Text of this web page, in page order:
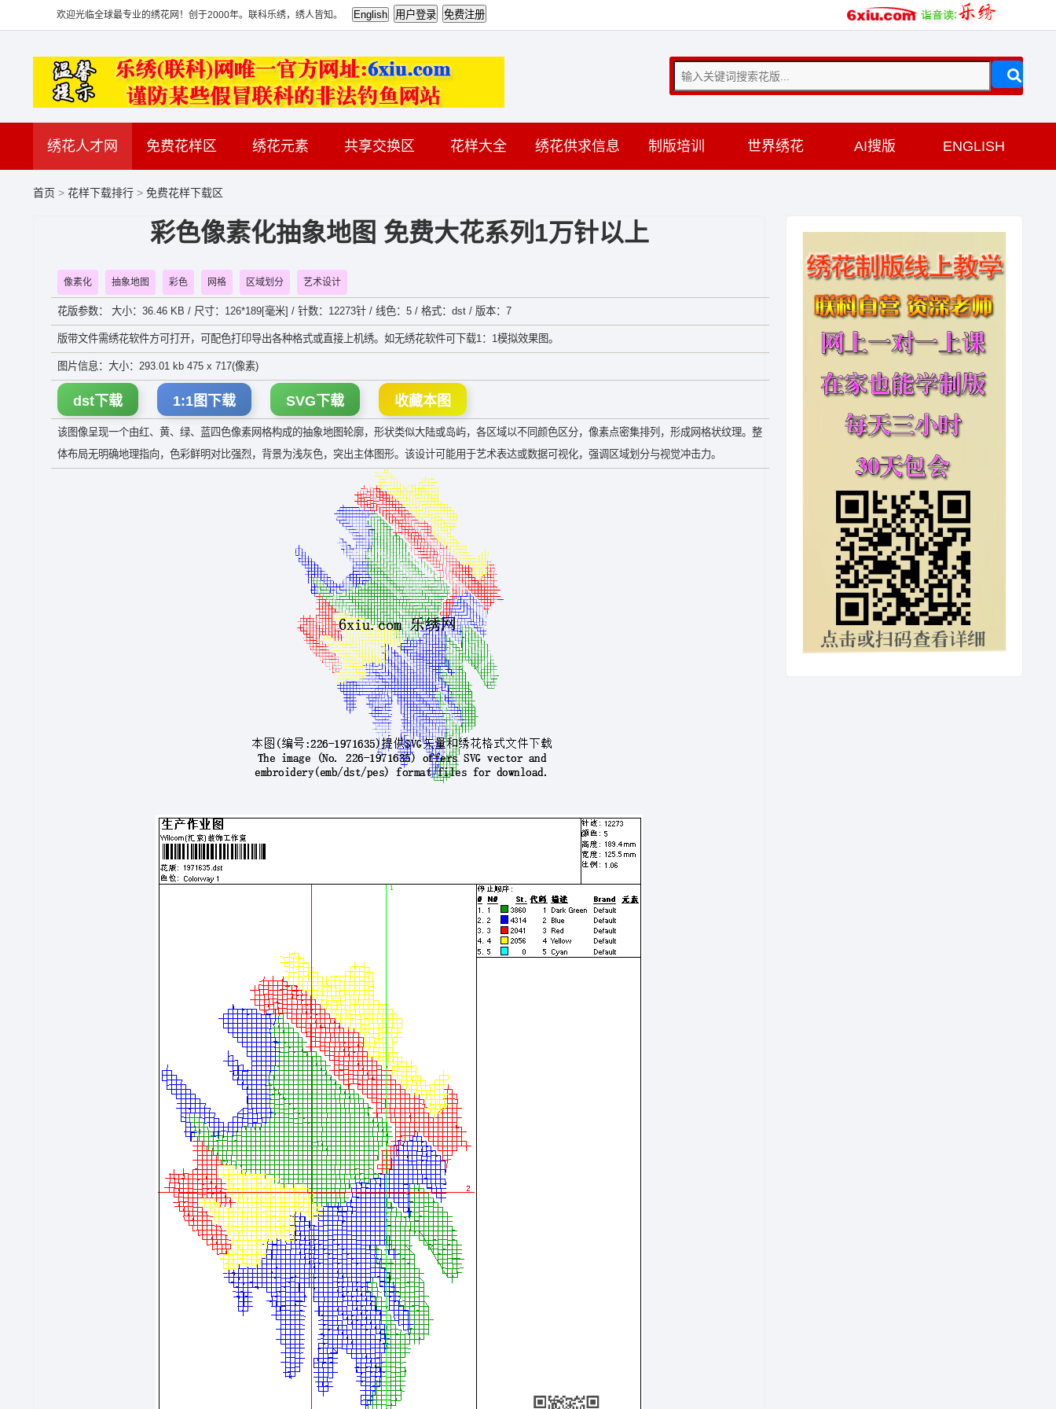
欢迎光临全球最专业的绣花网！创于2000年。联科乐绣，绣人皆知。
绣花人才网 免费花样区 绣花元素 共享交换区 花样大全 绣花供求信息 制版培训 世界绣花 AI搜版 ENGLISH
首页 > 花样下载排行 > 免费花样下载区
彩色像素化抽象地图 免费大花系列1万针以上
像素化 抽象地图 彩色 网格 区域划分 艺术设计
花版参数： 大小：36.46 KB / 尺寸：126*189[毫米] / 针数：12273针 / 线色：5 / 格式：dst / 版本：7
版带文件需绣花软件方可打开，可配色打印导出各种格式或直接上机绣。如无绣花软件可下载1：1模拟效果图。
图片信息：大小：293.01 kb 475 x 717(像素)
dst下载 1:1图下载 SVG下载 收藏本图
该图像呈现一个由红、黄、绿、蓝四色像素网格构成的抽象地图轮廓，形状类似大陆或岛屿，各区域以不同颜色区分，像素点密集排列，形成网格状纹理。整
体布局无明确地理指向，色彩鲜明对比强烈，背景为浅灰色，突出主体图形。该设计可能用于艺术表达或数据可视化，强调区域划分与视觉冲击力。